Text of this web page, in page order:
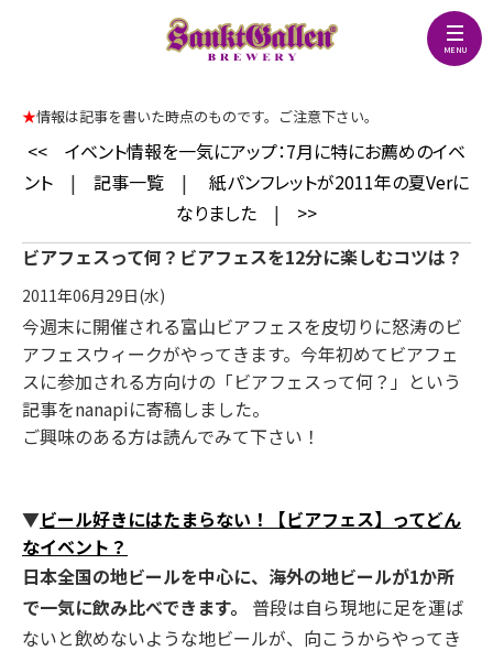
★情報は記事を書いた時点のものです。ご注意下さい。
<<
イベント情報を一気にアップ：7月に特にお薦めのイベ
ント | 記事一覧 |
紙パンフレットが2011年の夏Verに
なりました | >>
ビアフェスって何？ビアフェスを12分に楽しむコツは？
2011年06月29日(水)
今週末に開催される富山ビアフェスを皮切りに怒涛のビ
アフェスウィークがやってきます。今年初めてビアフェ
スに参加される方向けの「ビアフェスって何？」という
記事をnanapiに寄稿しました。
ご興味のある方は読んでみて下さい！
▼ビール好きにはたまらない！【ビアフェス】ってどん
なイベント？
日本全国の地ビールを中心に、海外の地ビールが1か所
で一気に飲み比べできます。
普段は自ら現地に足を運ば
ないと飲めないような地ビールが、向こうからやってき